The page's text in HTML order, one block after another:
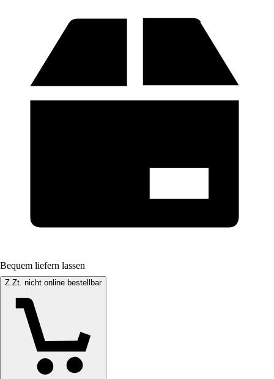
Bequem liefern lassen
Z.Zt. nicht online bestellbar